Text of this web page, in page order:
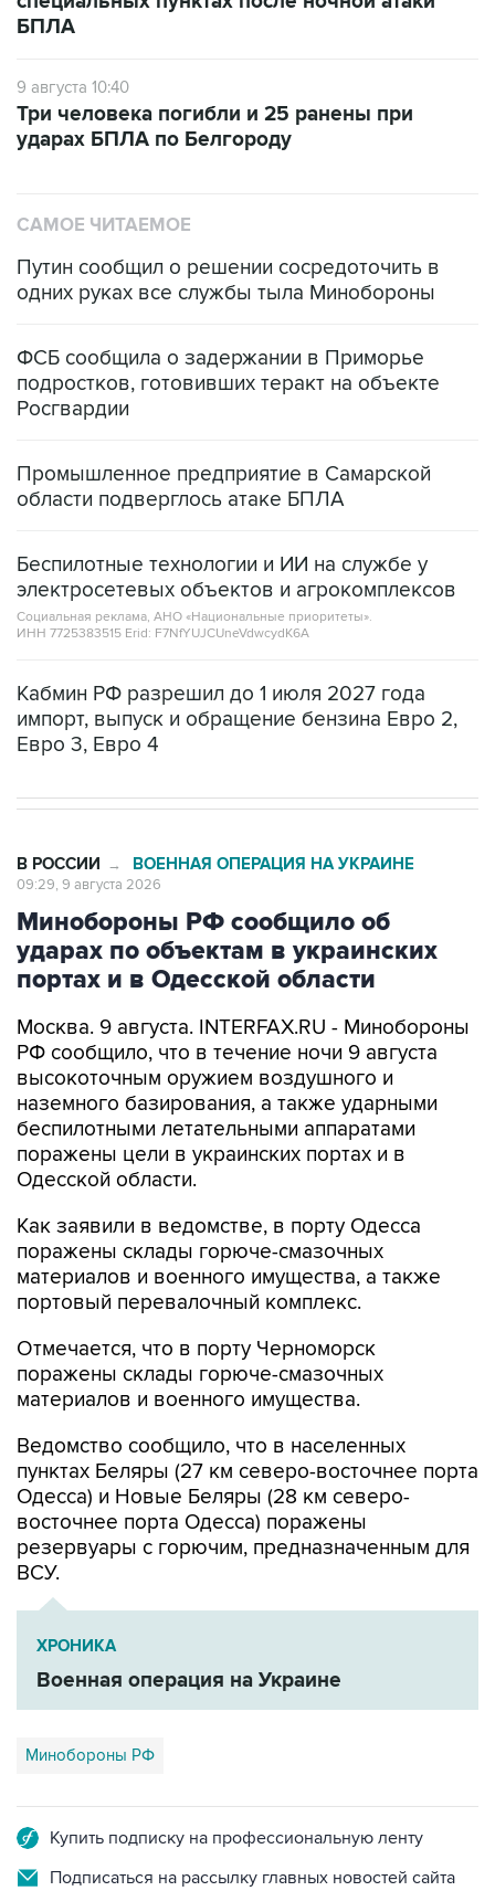
ударах БПЛА по Белгороду
Путин сообщил о решении сосредоточить в
ФСБ сообщила о задержании в Приморье
Росгвардии
Промышленное предприятие в Самарской
Беспилотные технологии и ИИ на службе у
Социальная реклама, АНО «Национальные приоритеты».
ИНН 7725383515 Erid: F7NfYUJCUneVdwcydK6A
Кабмин РФ разрешил до 1 июля 2027 года
Евро 3, Евро 4
Минобороны РФ сообщило об
ударах по объектам в украинских
портах и в Одесской области
Москва. 9 августа. INTERFAX.RU - Минобороны
высокоточным оружием воздушного и
наземного базирования, а также ударными
беспилотными летательными аппаратами
поражены цели в украинских портах и в
Одесской области.
Как заявили в ведомстве, в порту Одесса
материалов и военного имущества, а также
портовый перевалочный комплекс.
Отмечается, что в порту Черноморск
материалов и военного имущества.
Ведомство сообщило, что в населенных
Одесса) и Новые Беляры (28 км северо-
восточнее порта Одесса) поражены
резервуары с горючим, предназначенным для
ВСУ.
ХРОНИКА
Военная операция на Украине
Минобороны РФ
Подписаться на рассылку главных новостей сайта
Получать оперативные новости в официальном